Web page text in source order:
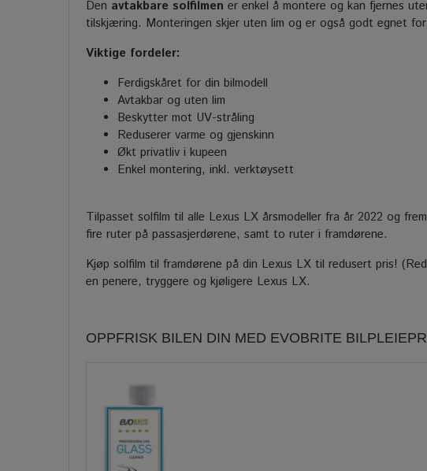
Den avtakbare solfilmen er enkel å montere og kan fjernes
tilskjæring. Monteringen skjer uten lim og er også godt egnet for
Viktige fordeler:
Ferdigskåret for din bilmodell
Avtakbar og uten lim
Beskytter mot UV-stråling
Reduserer varme og gjenskinn
Økt privatliv i kupeen
Enkel montering, inkl. verktøysett
Tilpasset solfilm til alle Lexus LX årsmodeller fra år 2022 og
fire ruter på passasjerdørene, samt to ruter i framdørene.
Kjøp solfilm til framdørene på din Lexus LX til redusert pris!
en penere, tryggere og kjøligere Lexus LX.
OPPFRISK BILEN DIN MED EVOBRITE